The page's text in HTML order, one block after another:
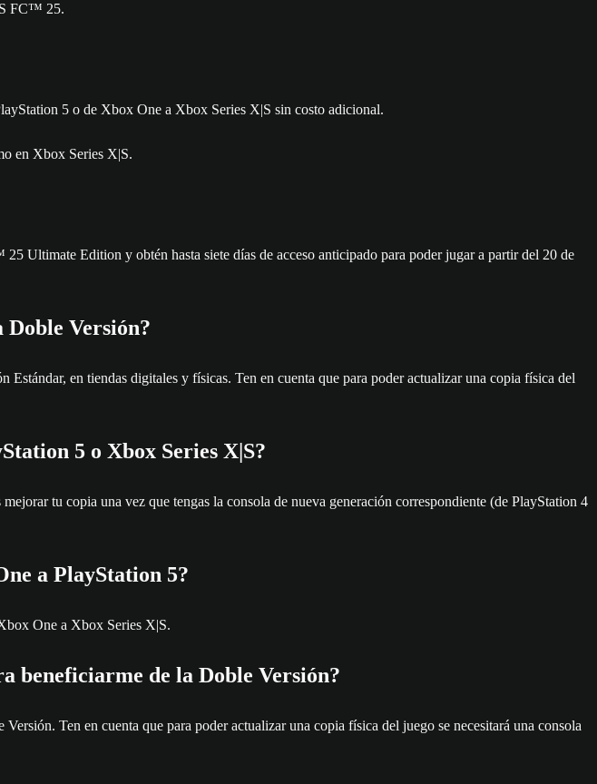
FC™ 25.
5 o de Xbox One a Xbox Series X|S sin costo adicional.
en Xbox Series X|S.
Ultimate Edition y obtén hasta siete días de acceso anticipado para poder jugar a partir del 20 de
Doble Versión?
en tiendas digitales y físicas. Ten en cuenta que para poder actualizar una copia física del
5 o Xbox Series X|S?
tu copia una vez que tengas la consola de nueva generación correspondiente (de PlayStation 4
a PlayStation 5?
One a Xbox Series X|S.
beneficiarme de la Doble Versión?
Ten en cuenta que para poder actualizar una copia física del juego se necesitará una consola